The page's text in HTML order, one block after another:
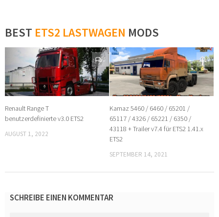
BEST ETS2 LASTWAGEN MODS
0
Renault Range T
benutzerdefinierte v3.0 ETS2
AUGUST 1, 2022
0
Kamaz 5460 / 6460 / 65201 /
65117 / 4326 / 65221 / 6350 /
43118 + Trailer v7.4 für ETS2 1.41.x
ETS2
SEPTEMBER 14, 2021
SCHREIBE EINEN KOMMENTAR